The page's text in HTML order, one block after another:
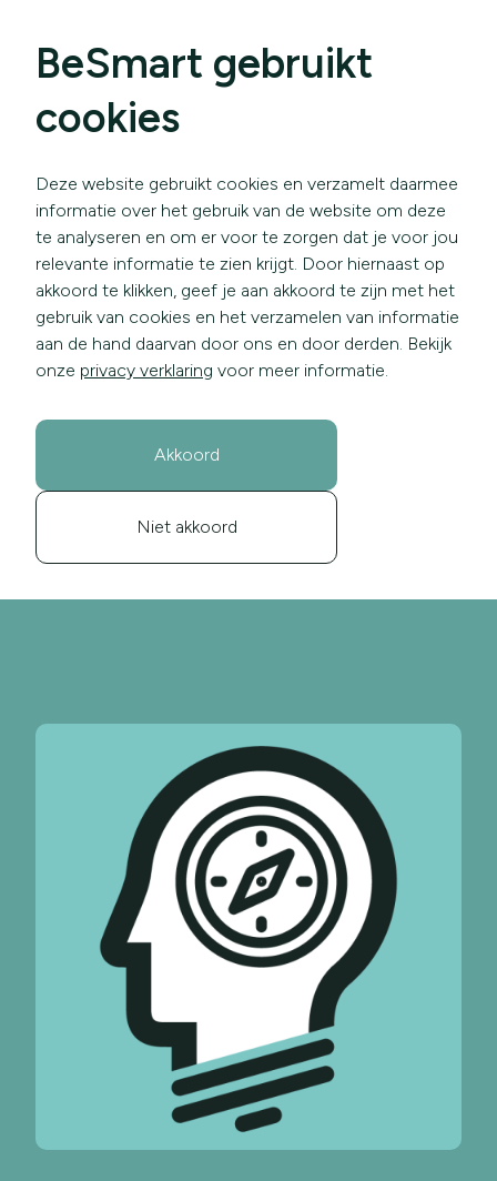
BeSmart gebruikt
cookies
Deze website gebruikt cookies en verzamelt daarmee
informatie over het gebruik van de website om deze
te analyseren en om er voor te zorgen dat je voor jou
relevante informatie te zien krijgt. Door hiernaast op
akkoord te klikken, geef je aan akkoord te zijn met het
gebruik van cookies en het verzamelen van informatie
aan de hand daarvan door ons en door derden. Bekijk
onze privacy verklaring voor meer informatie.
Akkoord
Niet akkoord